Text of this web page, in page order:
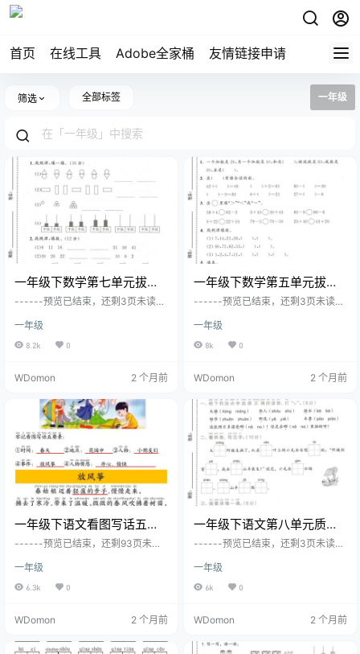
首页 在线工具 Adobe全家桶 友情链接申请
筛选 全部标签 一年级
一年级下数学第七单元拔尖
测试卷《沪教版》
------预览已结束，还剩3页未读--
点击底部下载完整文档
一年级
8.2k 0
WDomon 2 个月前
一年级下数学第五单元拔尖
测试卷《苏教版》
------预览已结束，还剩3页未读--
点击底部下载完整文档
一年级
8k 0
WDomon 2 个月前
一年级下语文看图写话五要
素训练
------预览已结束，还剩93页未读-
点击底部下载完整文档
一年级
6.3k 0
WDomon 2 个月前
一年级下语文第八单元质量
检测卷
------预览已结束，还剩3页未读--
点击底部下载完整文档
一年级
6k 0
WDomon 2 个月前